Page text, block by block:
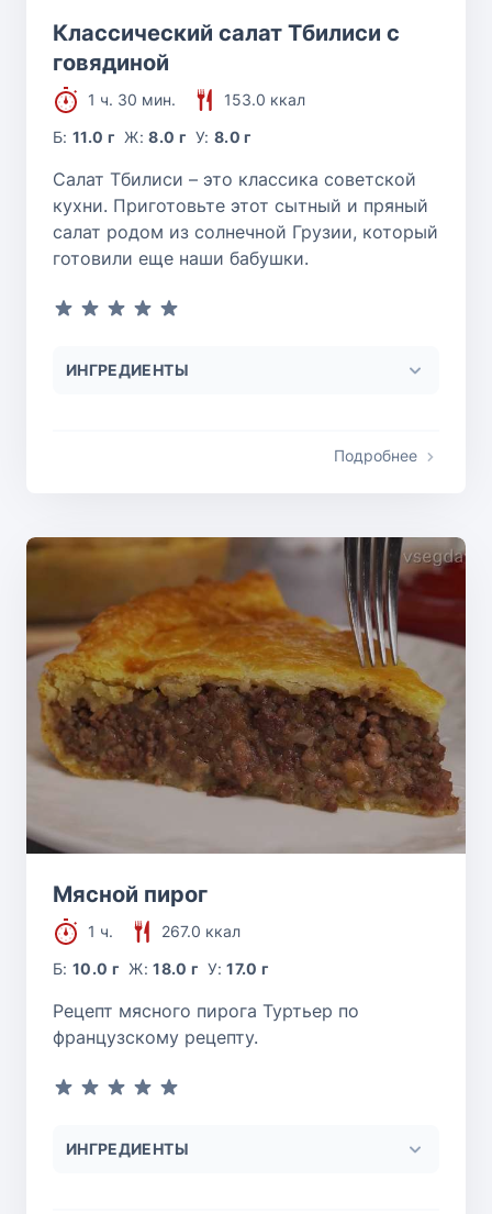
Классический салат Тбилиси с
говядиной
1 ч. 30 мин.
153.0 ккал
Б:11.0 г Ж:8.0 г У:8.0 г
Салат Тбилиси – это классика советской
кухни. Приготовьте этот сытный и пряный
салат родом из солнечной Грузии, который
готовили еще наши бабушки.
ИНГРЕДИЕНТЫ
Подробнее
Мясной пирог
1 ч.
267.0 ккал
Б:10.0 г Ж:18.0 г У:17.0 г
Рецепт мясного пирога Туртьер по
французскому рецепту.
ИНГРЕДИЕНТЫ